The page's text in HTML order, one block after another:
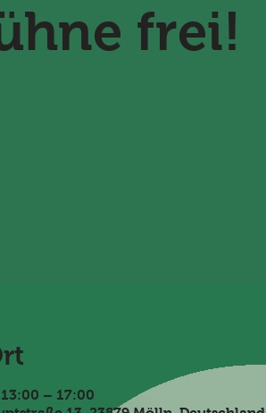
frei!
– 17:00